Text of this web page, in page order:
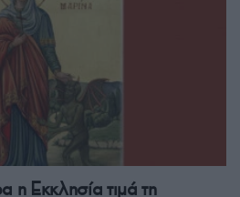
η Εκκλησία τιμά τη